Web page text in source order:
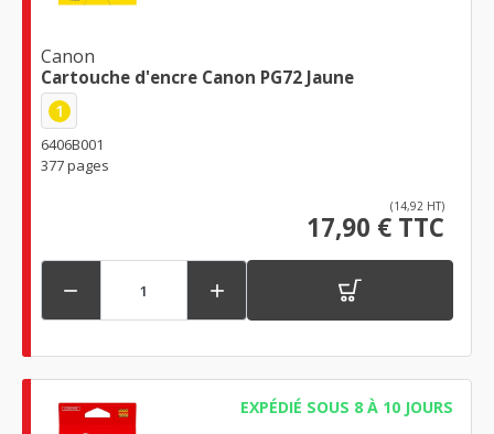
Canon
Cartouche d'encre Canon PG72 Jaune
1
6406B001
377 pages
(14,92 HT)
17,90 € TTC
 
EXPÉDIÉ SOUS 8 À 10 JOURS